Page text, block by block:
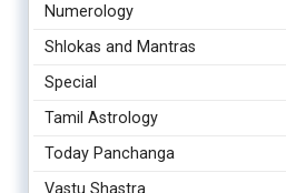
Numerology
Shlokas and Mantras
Special
Tamil Astrology
Today Panchanga
Vastu Shastra